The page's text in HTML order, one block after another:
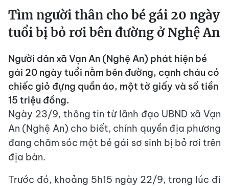
Tìm người thân cho bé gái 20 ngày
tuổi bị bỏ rơi bên đường ở Nghệ An
Người dân xã Vạn An (Nghệ An) phát hiện bé
gái 20 ngày tuổi nằm bên đường, cạnh cháu có
chiếc giỏ đựng quần áo, một tờ giấy và số tiền
15 triệu đồng.
Ngày 23/9, thông tin từ lãnh đạo UBND xã Vạn
An (Nghệ An) cho biết, chính quyền địa phương
đang chăm sóc một bé gái sơ sinh bị bỏ rơi trên
địa bàn.
Trước đó, khoảng 5h15 ngày 22/9, trong lúc đi